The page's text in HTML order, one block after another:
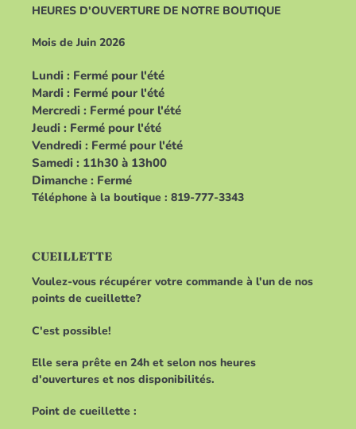
HEURES D'OUVERTURE DE NOTRE BOUTIQUE
Mois de Juin 2026
Lundi : Fermé pour l'été
Mardi : Fermé pour l'été
Mercredi : Fermé pour l'été
Jeudi : Fermé pour l'été
Vendredi : Fermé pour l'été
Samedi : 11h30 à 13h00
Dimanche : Fermé
Téléphone à la boutique : 819-777-3343
CUEILLETTE
Voulez-vous récupérer votre commande à l'un de nos
points de cueillette?
C'est possible!
Elle sera prête en 24h et selon nos heures
d'ouvertures et nos disponibilités.
Point de cueillette :